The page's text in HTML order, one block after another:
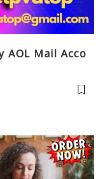
AOL Mail Acco